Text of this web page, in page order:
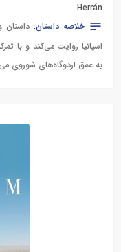
Herrán
خلاصه داستان: داستان
اسپانیا روایت می‌کند و با
به عمق اردوگاه‌های شوروی